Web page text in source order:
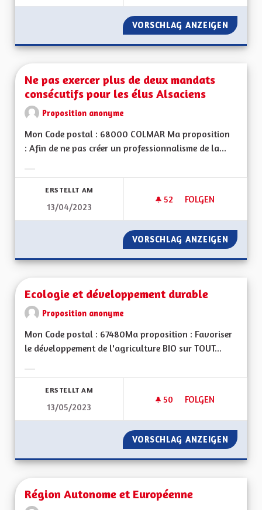
VORSCHLAG ANZEIGEN UNE
Ne pas exercer plus de deux mandats
consécutifs pour les élus Alsaciens
Proposition anonyme
Mon Code postal : 68000 COLMAR Ma proposition
: Afin de ne pas créer un professionnalisme de la...
ERSTELLT AM
13/04/2023
52 52 FOLLOWER
FOLGEN
NE PAS EXERCER
VORSCHLAG ANZEIGEN NE
Ecologie et développement durable
Proposition anonyme
Mon Code postal : 67480Ma proposition : Favoriser
le développement de l'agriculture BIO sur TOUT...
ERSTELLT AM
13/05/2023
50 50 FOLLOWER
FOLGEN
ECOLOGIE ET
VORSCHLAG ANZEIGEN
Région Autonome et Européenne